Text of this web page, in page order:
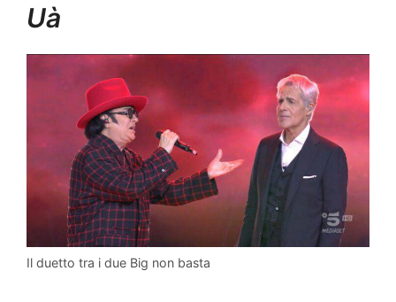
Uà
Il duetto tra i due Big non basta